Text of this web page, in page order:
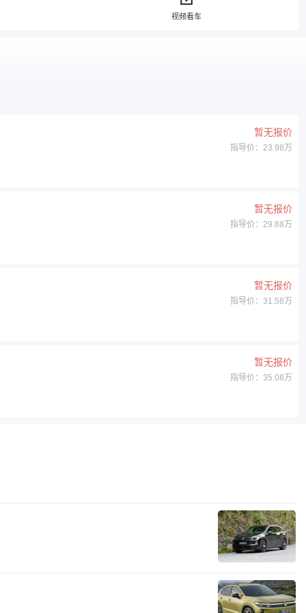
视频看车
暂无报价
指导价：23.98万
暂无报价
指导价：29.88万
暂无报价
指导价：31.58万
暂无报价
指导价：35.08万